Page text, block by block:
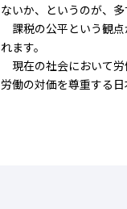
ないか、というのが、多
課税の公平という観点
れます。
現在の社会において労
労働の対価を尊重する日